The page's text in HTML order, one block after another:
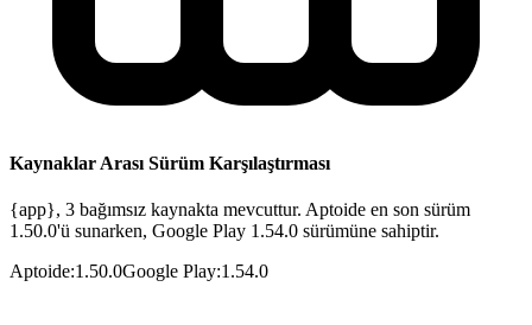
Kaynaklar Arası Sürüm Karşılaştırması
{app}, 3 bağımsız kaynakta mevcuttur. Aptoide en son sürüm
1.50.0'ü sunarken, Google Play 1.54.0 sürümüne sahiptir.
Aptoide:1.50.0Google Play:1.54.0